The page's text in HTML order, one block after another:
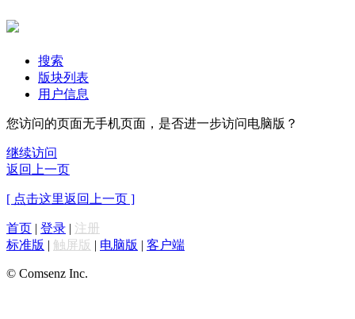
搜索
版块列表
用户信息
您访问的页面无手机页面，是否进一步访问电脑版？
继续访问
返回上一页
[ 点击这里返回上一页 ]
首页 | 登录 | 注册
标准版 | 触屏版 | 电脑版 | 客户端
© Comsenz Inc.